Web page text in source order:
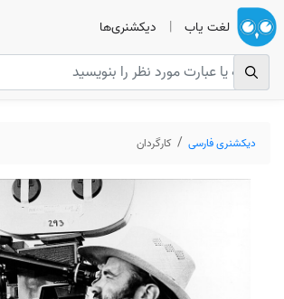
لغت یاب | دیکشنری‌ها
دیکشنری فارسی کارگردان